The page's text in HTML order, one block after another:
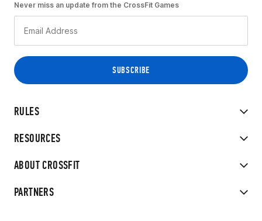
RULES
RESOURCES
ABOUT CROSSFIT
PARTNERS
Never miss an update from the CrossFit Games